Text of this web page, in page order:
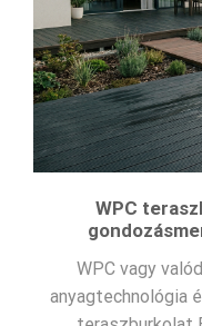
WPC
WPC vagy
anyagtechnológia